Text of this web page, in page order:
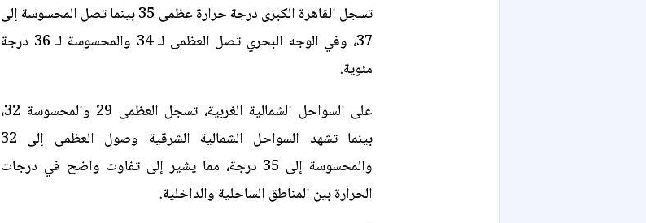
تسجل القاهرة الكبرى درجة حرارة عظمى 35 بينما تصل المحسوسة إلى
37، وفي الوجه البحري تصل العظمى لـ 34 والمحسوسة لـ 36 درجة
مئوية.
على السواحل الشمالية الغربية، تسجل العظمى 29 والمحسوسة 32،
بينما تشهد السواحل الشمالية الشرقية وصول العظمى إلى 32
والمحسوسة إلى 35 درجة، مما يشير إلى تفاوت واضح في درجات
الحرارة بين المناطق الساحلية والداخلية.